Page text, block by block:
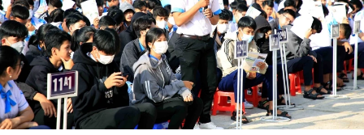
Y TẾ
KHOA HỌC - CÔNG NGHỆ
MÔI TRƯỜNG